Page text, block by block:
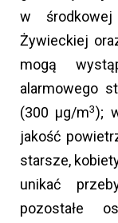
w
Żywieckiej
mogą
alarmowego
(300 µg/m3);
jakość
starsze,
unikać
pozostałe